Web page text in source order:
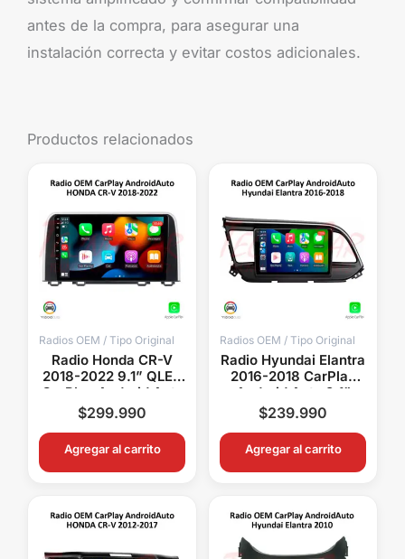
antes de la compra, para asegurar una
instalación correcta y evitar costos adicionales.
Productos relacionados
Radios OEM / Tipo Original
Radio Honda CR-V
2018-2022 9.1” QLED
CarPlay Android Auto
GPS Bluetooth
Android 15 OEM
$299.990
Agregar al carrito
Radios OEM / Tipo Original
Radio Hyundai Elantra
2016-2018 CarPlay
Android Auto 9.1”
Pantalla OEM Android
15 Bluetooth GPS
$239.990
Agregar al carrito